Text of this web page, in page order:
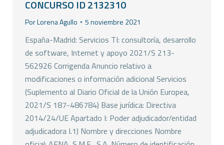
CONCURSO ID 2132310
PorLorena Agullo 5 noviembre 2021
España-Madrid: Servicios TI: consultoría, desarrollo
de software, Internet y apoyo 2021/S 213-
562926 Corrigenda Anuncio relativo a
modificaciones o información adicional Servicios
(Suplemento al Diario Oficial de la Unión Europea,
2021/S 187-486784) Base jurídica: Directiva
2014/24/UE Apartado I: Poder adjudicador/entidad
adjudicadora I.1) Nombre y direcciones Nombre